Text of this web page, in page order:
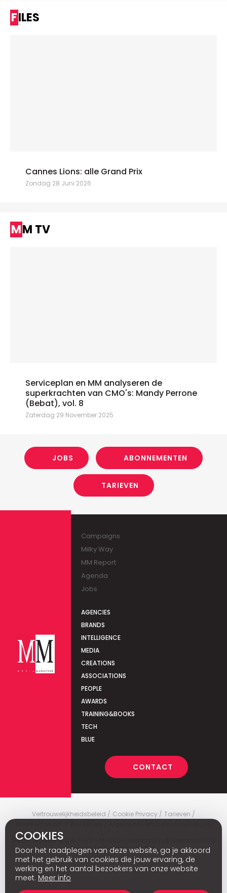
FILES
Cannes Lions: alle Grand Prix
Zondag 28 Juni 2026
MM TV
Serviceplan en MM analyseren de
superkrachten van CMO's: Mandy Perrone
(Bebat), vol. 8
Zaterdag 29 November 2025
JOBS ABONNEMENTEN
TARIEVEN
Campaigns
Milky Way
MM Report
Agenda
Jobs
AGENCIES
BRANDS
INTELLIGENCE
MEDIA
CREATIONS
ASSOCIATIONS
PEOPLE
AWARDS
TRAINING&BOOKS
TECH
BLUE
CONTACT
Vertrouwelijkheidsbeleid Cookie Privacy
Tarieven
Media Marketing
the content of external sites.
Fr
COOKIES
Door het raadplegen van deze website, ga je akkoord
met het gebruik van cookies die jouw ervaring, de
werking en het aantal bezoekers van onze website
meet. Meer info